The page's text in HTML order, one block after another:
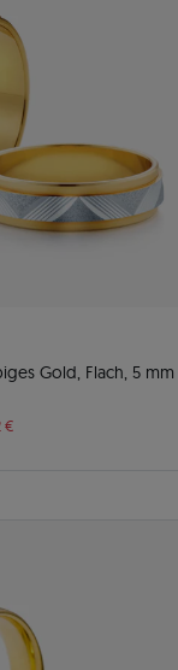
Gold, Flach, 5 mm
€